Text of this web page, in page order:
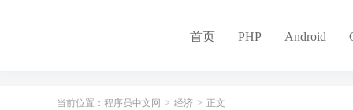
首页 PHP Android
当前位置： 程序员中文网 > 经济 > 正文